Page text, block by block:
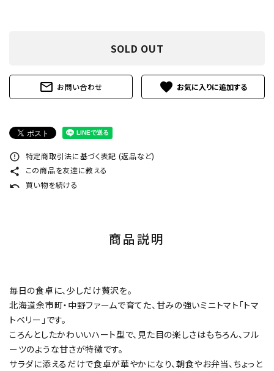
SOLD OUT
mail_outline お問い合わせ favorite
error_outline 特定商取引法に基づく表記 (返品など)
share この商品を友達に教える
undo 買い物を続ける
商品説明
毎日の食卓に、少しだけ贅沢を。
北海道余市町・中野ファームで育てた、甘みの強いミニトマト「トマ
トベリー」です。
ころんとしたかわいいハート型で、見た目の楽しさはもちろん、フル
ーツのような甘さが特徴です。
サラダに添えるだけで食卓が華やかになり、朝食やお弁当、ちょっと